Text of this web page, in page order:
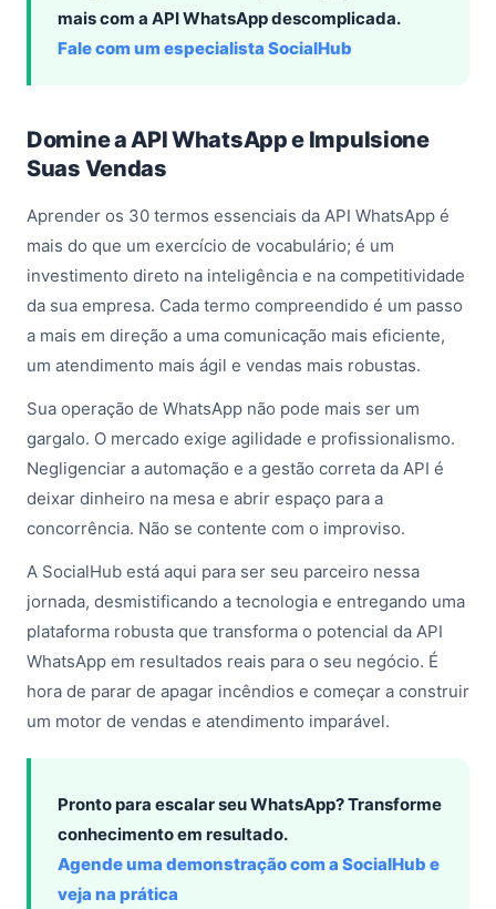
mais com a API WhatsApp descomplicada.
Fale com um especialista SocialHub
Domine a API WhatsApp e Impulsione
Suas Vendas
Aprender os 30 termos essenciais da API WhatsApp é
mais do que um exercício de vocabulário; é um
investimento direto na inteligência e na competitividade
da sua empresa. Cada termo compreendido é um passo
a mais em direção a uma comunicação mais eficiente,
um atendimento mais ágil e vendas mais robustas.
Sua operação de WhatsApp não pode mais ser um
gargalo. O mercado exige agilidade e profissionalismo.
Negligenciar a automação e a gestão correta da API é
deixar dinheiro na mesa e abrir espaço para a
concorrência. Não se contente com o improviso.
A SocialHub está aqui para ser seu parceiro nessa
jornada, desmistificando a tecnologia e entregando uma
plataforma robusta que transforma o potencial da API
WhatsApp em resultados reais para o seu negócio. É
hora de parar de apagar incêndios e começar a construir
um motor de vendas e atendimento imparável.
Pronto para escalar seu WhatsApp? Transforme
conhecimento em resultado.
Agende uma demonstração com a SocialHub e
veja na prática